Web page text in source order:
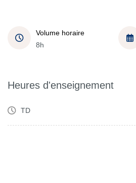
Volume horaire
8h
Heures d'enseignement
TD